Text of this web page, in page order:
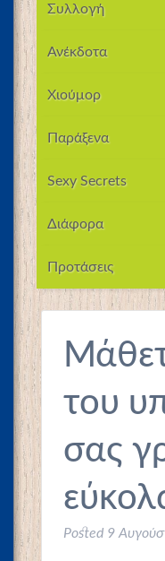
Συλλογή
Ανέκδοτα
Χιούμορ
Παράξενα
Sexy Secrets
Διάφορα
Προτάσεις
του
σας
Posted 9